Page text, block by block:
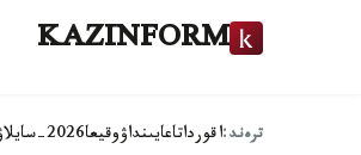
KAZINFORM
ترەند:اقورداتاعايىنداۋوقيعا2026-سايلاۋ